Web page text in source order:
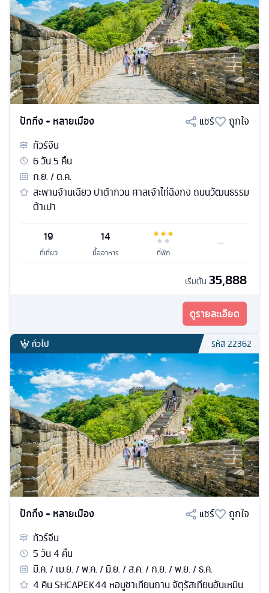
ปักกิ่ง + หลายเมือง แชร์
ถูกใจ
ทัวร์จีน
6วัน5 คืน
ก.ย. / ต.ค.
สะพานจ้านเฉียว ปาต้ากวน ศาลเจ้าไท่ฉิงกง ถนนวัฒนธรรม
ต้าเปา
19
ที่เที่ยว
14
มื้ออาหาร ที่พัก
เริ่มต้น 35,888
ดูรายละเอียด
ทั่วไป รหัส22362
ปักกิ่ง + หลายเมือง แชร์
ถูกใจ
ทัวร์จีน
5วัน4 คืน
มี.ค. / เม.ย. / พ.ค. / มิ.ย. / ส.ค. / ก.ย. / พ.ย. / ธ.ค.
4 คิน SHCAPEK44 หอบูชาเทียนถาน จัตุรัสเทียนอันเหมิน